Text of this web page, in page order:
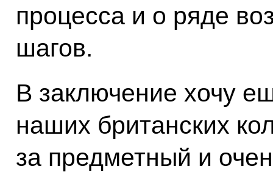
процесса и о ряде
шагов.
В заключение хочу
наших британских
за предметный и